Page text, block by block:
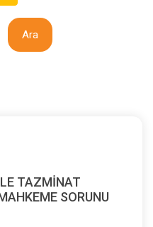
Ara
TAZMİNAT
SORUNU